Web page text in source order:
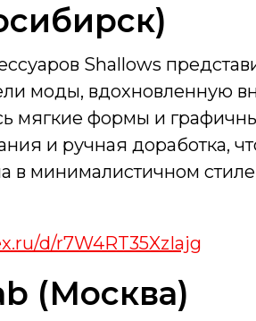
Shallows
моды, вдохновленную
мягкие формы и
и ручная доработка,
в минималистичном
d/r7W4RT35XzIajg
(Москва)